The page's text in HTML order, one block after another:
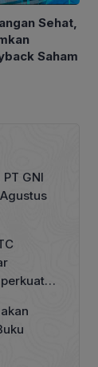
Sehat,
Saham
GNI